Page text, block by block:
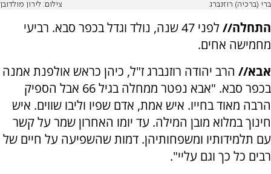
ברי (ברכיה) רוזנברג צילום: לירון מולדובן
התחלה//
לפני 47 שנה, נולד וגדל בכפר סבא. רביעי
מחמישה אחים.
אבא// הרב יהודה רוזנברג ז"ל, כיהן כראש אולפנת אמנה
בכפר סבא. "אבא נפטר ממחלה בגיל 66 אבל הספיק
הרבה מאוד בחייו. איש אמת, אדם שפיו וליבו שווים. איש
חינוך במלוא מובן המילה. עד יומו האחרון שמר על קשר
עם תלמידותיו ומשפחותיהן. דמות שהשפיעה על חיים של
רבים כל כך וגם עליי".